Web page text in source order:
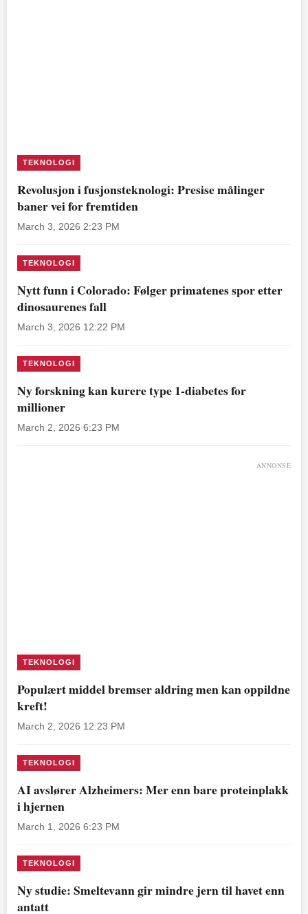
TEKNOLOGI
Revolusjon i fusjonsteknologi: Presise målinger
baner vei for fremtiden
March 3, 2026 2:23 PM
TEKNOLOGI
Nytt funn i Colorado: Følger primatenes spor etter
dinosaurenes fall
March 3, 2026 12:22 PM
TEKNOLOGI
Ny forskning kan kurere type 1-diabetes for
millioner
March 2, 2026 6:23 PM
ANNONSE
TEKNOLOGI
Populært middel bremser aldring men kan oppildne
kreft!
March 2, 2026 12:23 PM
TEKNOLOGI
AI avslører Alzheimers: Mer enn bare proteinplakk
i hjernen
March 1, 2026 6:23 PM
TEKNOLOGI
Ny studie: Smeltevann gir mindre jern til havet enn
antatt